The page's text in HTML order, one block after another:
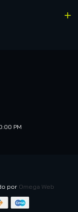
PM
por Omega Web